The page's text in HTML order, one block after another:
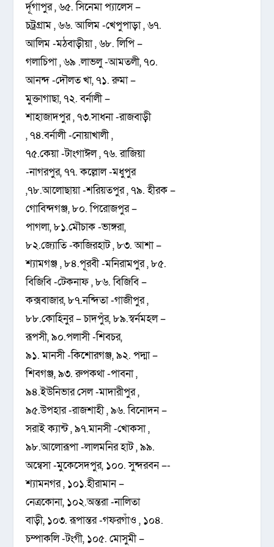
র্দূগাপুর , ৬৫. সিনেমা প্যালেস –
চট্রগ্রাম , ৬৬. আলিম -খেপুপাড়া , ৬৭.
আলিম -মঠবাড়ীয়া , ৬৮. লিপি –
গলাচিপা , ৬৯ .লাভলু -আমতলী, ৭০.
আনন্দ -দৌলত খা, ৭১. রুমা –
মুক্তাগাছা, ৭২. বর্নালী –
শাহাজাদপুর , ৭৩.সাধনা -রাজবাড়ী
, ৭৪.বর্নালী -নোয়াখালী ,
৭৫.কেয়া -টাংগাঈল , ৭৬. রাজিয়া
-নাগরপুর, ৭৭. কল্লোল -মধুপুর
,৭৮.আলোছায়া -শরিয়তপুর , ৭৯. হীরক –
গোবিন্দগঞ্জ, ৮০. পিরোজপুর –
পাগলা, ৮১.মৌচাক -ভাঙ্গরা,
৮২.জ্যোতি -কাজিরহাট , ৮৩. আশা –
শ্যামগঞ্জ , ৮৪.পূরবী -মনিরামপুর , ৮৫.
বিজিবি -টেকনাফ , ৮৬. বিজিবি –
কক্সবাজার, ৮৭.নন্দিতা -গাজীপুর ,
৮৮.কোহিনুর – চাদপুঁর, ৮৯.স্বর্নমহল –
রূপসী, ৯০.পলাসী -শিবচর,
৯১. মানসী -কিশোরগঞ্জ, ৯২. পদ্মা –
শিবগঞ্জ, ৯৩. রুপকথা -পাবনা ,
৯৪.ইউনিভার সেল -মাদারীপুর ,
৯৫.উপহার -রাজশাহী , ৯৬. বিনোদন –
সরাই ক্যান্ট , ৯৭.মানসী -খোকসা ,
৯৮.আলোরূপা -লালমনির হাট , ৯৯.
অন্বেসা -মুকেসেদপুর, ১০০. সুন্দরবন –-
শ্যামনগর , ১০১.হীরামান –
নেত্রকোনা, ১০২.অন্তরা -নালিতা
বাড়ী, ১০৩. রূপান্তর -গফরগাঁও , ১০৪.
চম্পাকলি -টংগী, ১০৫. মোসুমী –